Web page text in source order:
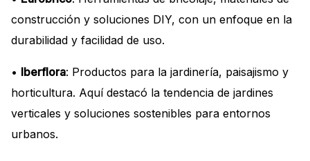
construcción y soluciones DIY, con un enfoque en la
durabilidad y facilidad de uso.
• Iberflora: Productos para la jardinería, paisajismo y
horticultura. Aquí destacó la tendencia de jardines
verticales y soluciones sostenibles para entornos
urbanos.